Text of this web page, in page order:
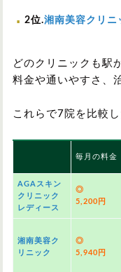
2位.湘南美容クリニ
どのクリニックも駅
料金や通いやすさ、
これらで7院を比較
毎月の料金
AGAスキン
クリニック
レディース
◎
5,200円
湘南美容ク
リニック
◎
5,940円